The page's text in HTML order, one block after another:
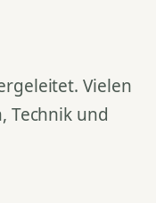
Vielen
Technik und